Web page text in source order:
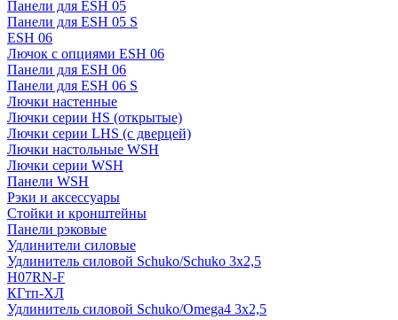
Панели для ESH 05
Панели для ESH 05 S
ESH 06
Лючок с опциями ESH 06
Панели для ESH 06
Панели для ESH 06 S
Лючки настенные
Лючки серии HS (открытые)
Лючки серии LHS (с дверцей)
Лючки настольные WSH
Лючки серии WSH
Панели WSH
Рэки и аксессуары
Стойки и кронштейны
Панели рэковые
Удлинители силовые
Удлинитель силовой Schuko/Schuko 3х2,5
H07RN-F
КГтп-ХЛ
Удлинитель силовой Schuko/Omega4 3х2,5